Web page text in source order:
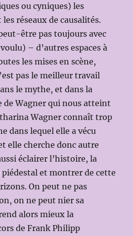
ou cyniques) les
réseaux de causalités.
être pas toujours avec
– d’autres espaces à
les mises en scène,
pas le meilleur travail
le mythe, et dans la
de Wagner qui nous atteint
Wagner connaît trop
dans lequel elle a vécu
elle cherche donc autre
éclairer l’histoire, la
piédestal et montrer de cette
On peut ne pas
on ne peut nier sa
alors mieux la
de Frank Philipp